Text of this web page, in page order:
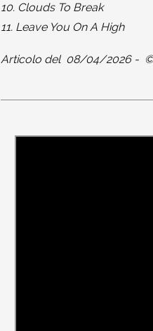
10. Clouds To Break
11. Leave You On A High
Articolo del 08/04/2026-